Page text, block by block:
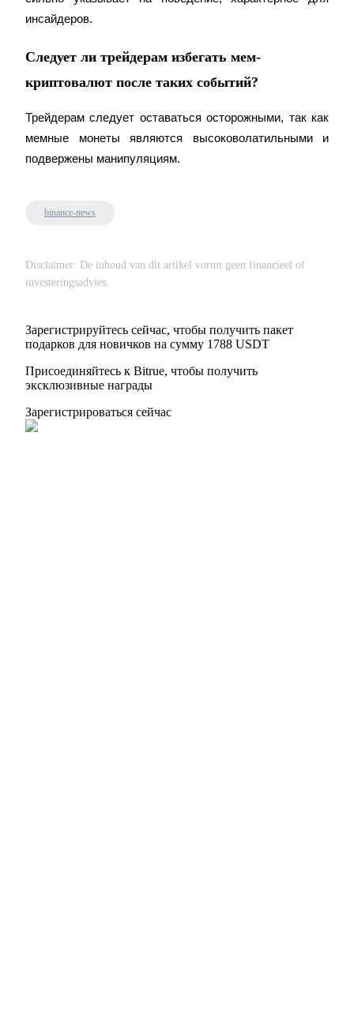
инсайдеров.
Следует ли трейдерам избегать мем-
криптовалют после таких событий?
Трейдерам следует оставаться осторожными, так как
мемные монеты являются высоковолатильными и
подвержены манипуляциям.
binance-news
Disclaimer: De inhoud van dit artikel vormt geen financieel of
investeringsadvies.
Зарегистрируйтесь сейчас, чтобы получить пакет
подарков для новичков на сумму 1788 USDT
Присоединяйтесь к Bitrue, чтобы получить
эксклюзивные награды
Зарегистрироваться сейчас